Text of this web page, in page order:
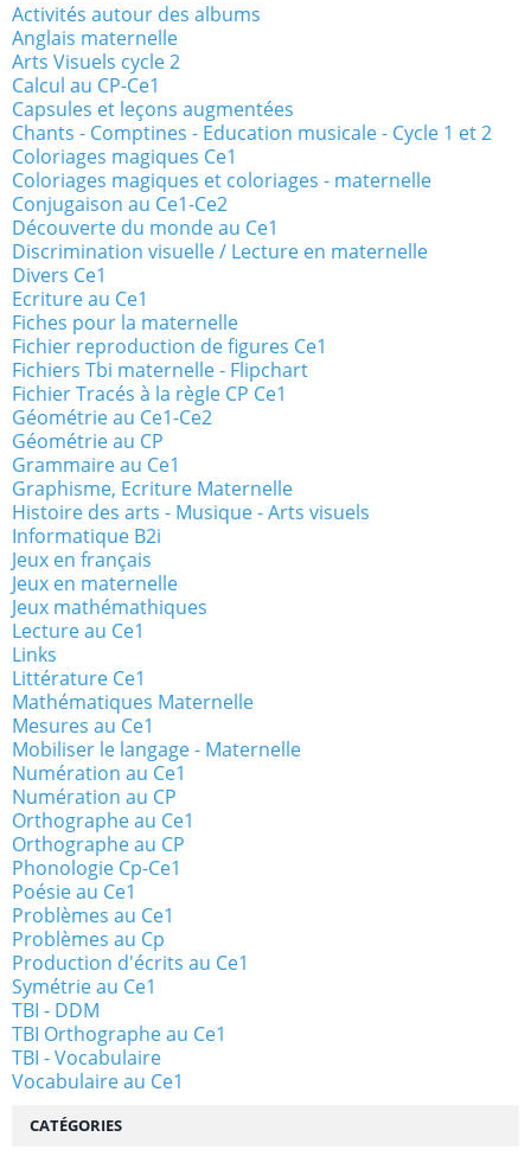
Activités autour des albums
Anglais maternelle
Arts Visuels cycle 2
Calcul au CP-Ce1
Capsules et leçons augmentées
Chants - Comptines - Education musicale - Cycle 1 et 2
Coloriages magiques Ce1
Coloriages magiques et coloriages - maternelle
Conjugaison au Ce1-Ce2
Découverte du monde au Ce1
Discrimination visuelle / Lecture en maternelle
Divers Ce1
Ecriture au Ce1
Fiches pour la maternelle
Fichier reproduction de figures Ce1
Fichiers Tbi maternelle - Flipchart
Fichier Tracés à la règle CP Ce1
Géométrie au Ce1-Ce2
Géométrie au CP
Grammaire au Ce1
Graphisme, Ecriture Maternelle
Histoire des arts - Musique - Arts visuels
Informatique B2i
Jeux en français
Jeux en maternelle
Jeux mathémathiques
Lecture au Ce1
Links
Littérature Ce1
Mathématiques Maternelle
Mesures au Ce1
Mobiliser le langage - Maternelle
Numération au Ce1
Numération au CP
Orthographe au Ce1
Orthographe au CP
Phonologie Cp-Ce1
Poésie au Ce1
Problèmes au Ce1
Problèmes au Cp
Production d'écrits au Ce1
Symétrie au Ce1
TBI - DDM
TBI Orthographe au Ce1
TBI - Vocabulaire
Vocabulaire au Ce1
CATÉGORIES